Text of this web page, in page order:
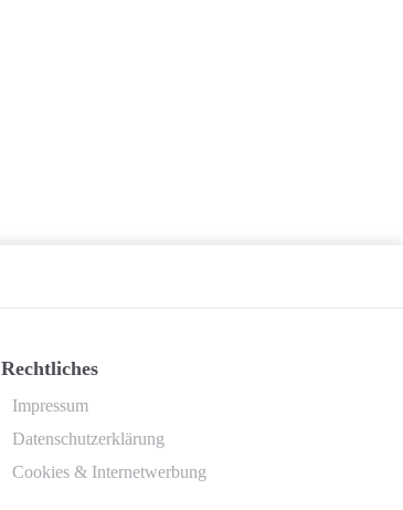
Rechtliches
Impressum
Datenschutzerklärung
Cookies & Internetwerbung